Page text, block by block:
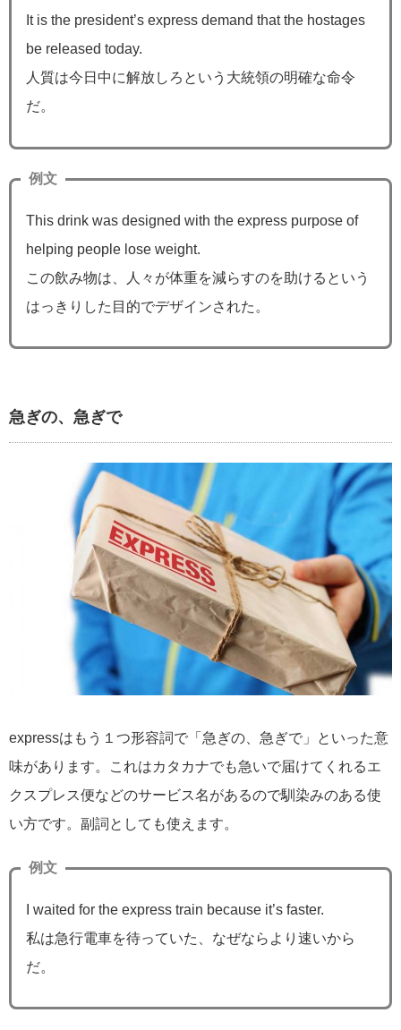
It is the president’s express demand that the hostages
be released today.
人質は今日中に解放しろという大統領の明確な命令
だ。
例文
This drink was designed with the express purpose of
helping people lose weight.
この飲み物は、人々が体重を減らすのを助けるという
はっきりした目的でデザインされた。
急ぎの、急ぎで
expressはもう１つ形容詞で「急ぎの、急ぎで」といった意
味があります。これはカタカナでも急いで届けてくれるエ
クスプレス便などのサービス名があるので馴染みのある使
い方です。副詞としても使えます。
例文
I waited for the express train because it’s faster.
私は急行電車を待っていた、なぜならより速いから
だ。